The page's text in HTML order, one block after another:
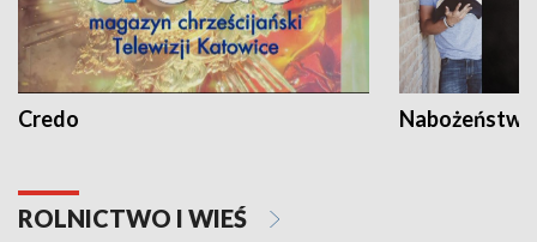
Credo
ROLNICTWO I WIEŚ